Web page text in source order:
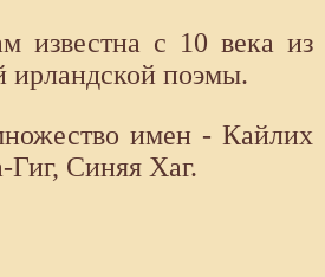
известна с 10 века из
ирландской поэмы.
имен - Кайлих
Синяя Хаг.